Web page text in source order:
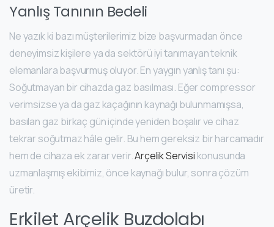
Yanlış Tanının Bedeli
Ne yazık ki bazı müşterilerimiz bize başvurmadan önce
deneyimsiz kişilere ya da sektörü iyi tanımayan teknik
elemanlara başvurmuş oluyor. En yaygın yanlış tanı şu:
Soğutmayan bir cihazda gaz basılması. Eğer compressor
verimsizse ya da gaz kaçağının kaynağı bulunmamışsa,
basılan gaz birkaç gün içinde yeniden boşalır ve cihaz
tekrar soğutmaz hâle gelir. Bu hem gereksiz bir harcamadır
hem de cihaza ek zarar verir.Arçelik Servisi konusunda
uzmanlaşmış ekibimiz, önce kaynağı bulur, sonra çözüm
üretir.
Erkilet Arçelik Buzdolabı